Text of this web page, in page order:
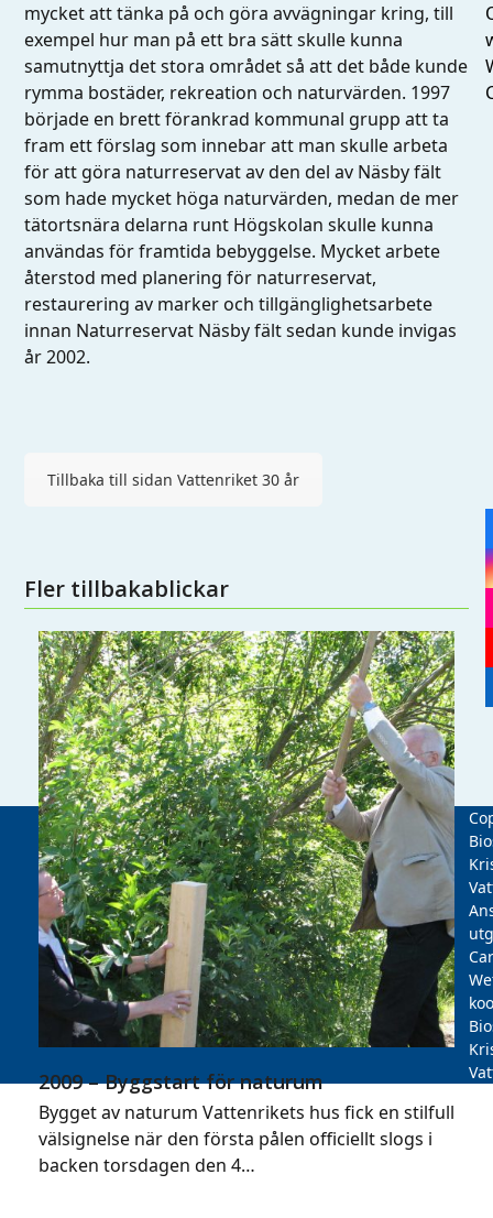
mycket att tänka på och göra avvägningar kring, till
exempel hur man på ett bra sätt skulle kunna
samutnyttja det stora området så att det både kunde
rymma bostäder, rekreation och naturvärden. 1997
började en brett förankrad kommunal grupp att ta
fram ett förslag som innebar att man skulle arbeta
för att göra naturreservat av den del av Näsby fält
som hade mycket höga naturvärden, medan de mer
tätortsnära delarna runt Högskolan skulle kunna
användas för framtida bebyggelse. Mycket arbete
återstod med planering för naturreservat,
restaurering av marker och tillgänglighetsarbete
innan Naturreservat Näsby fält sedan kunde invigas
år 2002.
Tillbaka till sidan Vattenriket 30 år
Fler tillbakablickar
2009 – Byggstart för naturum
Bygget av naturum Vattenrikets hus fick en stilfull
välsignelse när den första pålen officiellt slogs i
backen torsdagen den 4…